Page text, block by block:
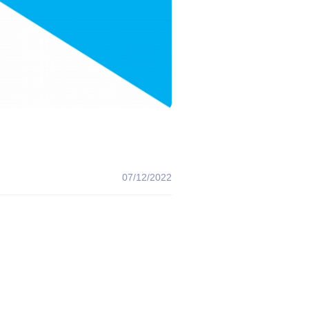
07/12/2022